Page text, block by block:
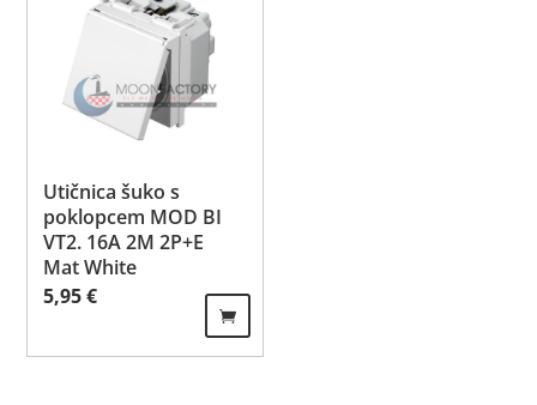
Utičnica šuko s
poklopcem MOD BI
VT2. 16A 2M 2P+E
Mat White
5,95€